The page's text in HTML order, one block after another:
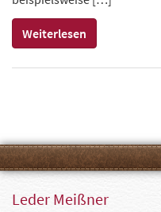
Weiterlesen
Leder Meißner